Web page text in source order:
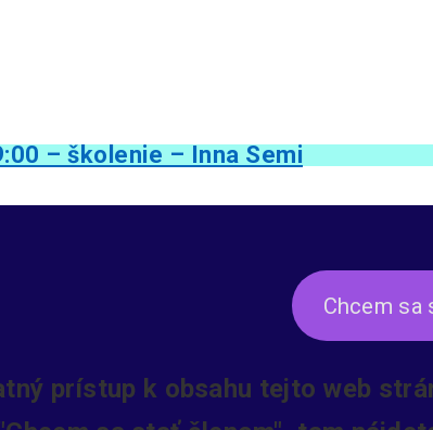
– školenie – Inna Semi
Chcem sa
prístup k obsahu tejto web